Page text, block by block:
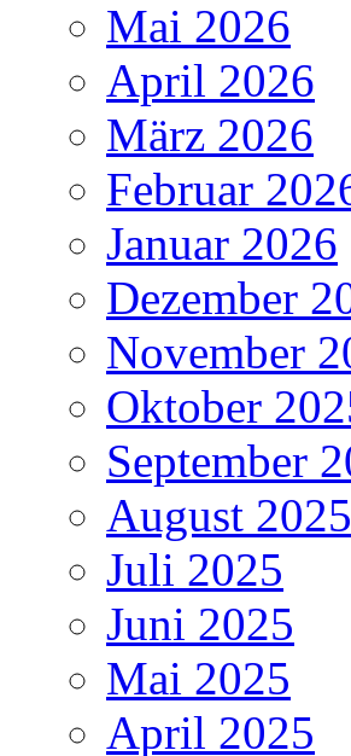
Mai 2026
April 2026
März 2026
Februar
Januar 2026
Dezember
November
Oktober
September
August 2025
Juli 2025
Juni 2025
Mai 2025
April 2025